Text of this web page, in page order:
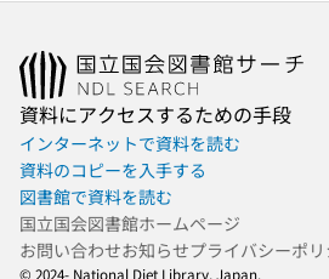
資料にアクセスするための手段
インターネットで資料を読む
資料のコピーを入手する
図書館で資料を読む
国立国会図書館ホームページ
お問い合わせお知らせプライバシーポ
© 2024- National Diet Library, Japan.